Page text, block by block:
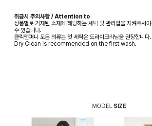
취급시 주의사항 / Attention to
상품별로 기재된 소재에 해당하는 세탁 및 관리법을 지켜주셔
수 있습니다.
클릭앤퍼니 모든 의류는 첫 세탁은 드라이크리닝을 권장합니다.
Dry Clean is recommended on the first wash.
MODEL SIZE